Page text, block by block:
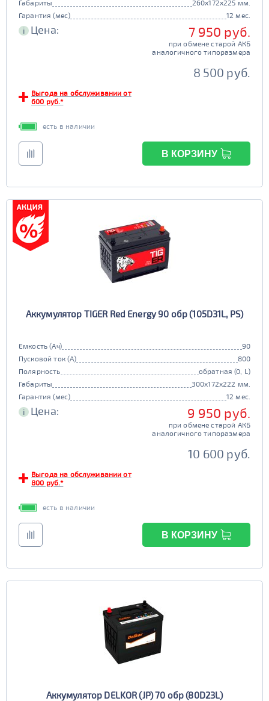
Габариты
260x172x225 мм.
Гарантия (мес)
12 мес.
i Цена: 7 950 руб.
при обмене старой АКБ
аналогичного типоразмера
8 500 руб.
Выгода на обслуживании от
600 руб.*
есть в наличии
В КОРЗИНУ
Аккумулятор TIGER Red Energy 90 обр (105D31L, PS)
Емкость (Ач)
90
Пусковой ток (А)
800
Полярность
обратная (0, L)
Габариты
300x172x222 мм.
Гарантия (мес)
12 мес.
i Цена: 9 950 руб.
при обмене старой АКБ
аналогичного типоразмера
10 600 руб.
Выгода на обслуживании от
800 руб.*
есть в наличии
В КОРЗИНУ
Аккумулятор DELKOR (JP) 70 обр (80D23L)